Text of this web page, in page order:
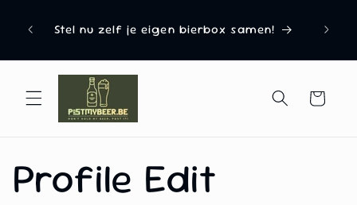
de
Stel nu zelf je eigen bierbox samen!
Winkelwagen
Profile Edit